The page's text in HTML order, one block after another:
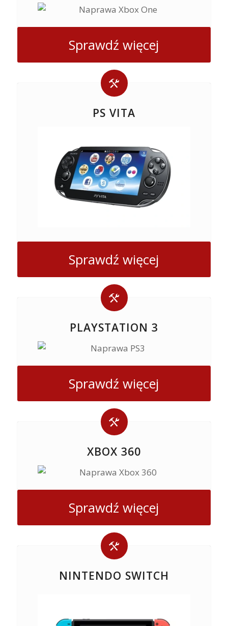
Sprawdź więcej
PS VITA
Sprawdź więcej
PLAYSTATION 3
Sprawdź więcej
XBOX 360
Sprawdź więcej
NINTENDO SWITCH